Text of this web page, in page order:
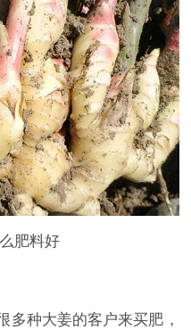
肥料好
多种大姜的客户来买肥，